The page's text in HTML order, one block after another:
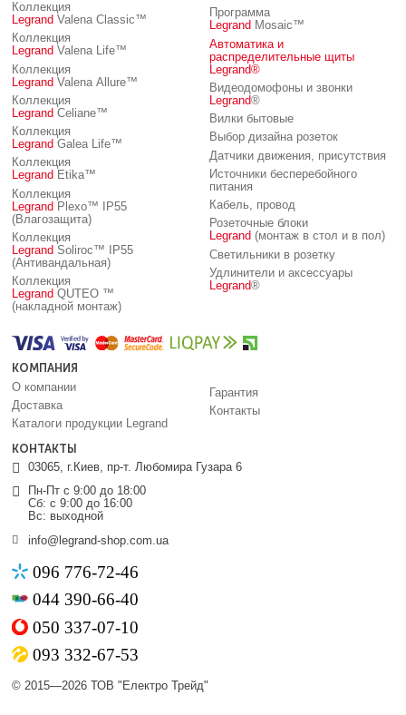
КОНТАКТЫ
03065, г.Киев, пр-т. Любомира Гузара 6
Пн-Пт с 9:00 до 18:00
Сб: с 9:00 до 16:00
Вс: выходной
info@legrand-shop.com.ua
096 776-72-46
044 390-66-40
050 337-07-10
093 332-67-53
© 2015—2026 ТОВ "Електро Трейд"
КОМПАНИЯ
О компании
Доставка
Каталоги продукции Legrand
Гарантия
Контакты
Коллекция
Legrand Valena Classic™
Коллекция
Legrand Valena Life™
Коллекция
Legrand Valena Allure™
Коллекция
Legrand Celiane™
Коллекция
Legrand Galea Life™
Коллекция
Legrand Etika™
Коллекция
Legrand Plexo™ IP55
(Влагозащита)
Коллекция
Legrand Soliroc™ IP55
(Антивандальная)
Коллекция
Legrand QUTEO ™
(накладной монтаж)
Программа
Legrand Mosaic™
Автоматика и
распределительные щиты
Legrand®
Видеодомофоны и звонки
Legrand®
Вилки бытовые
Выбор дизайна розеток
Датчики движения, присутствия
Источники бесперебойного
питания
Кабель, провод
Розеточные блоки
Legrand (монтаж в стол и в пол)
Светильники в розетку
Удлинители и аксессуары
Legrand®